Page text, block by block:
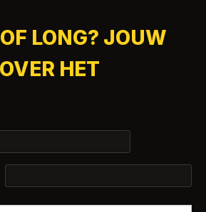
LONG? JOUW
HET